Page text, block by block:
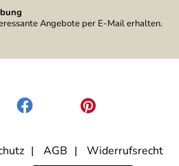
Angebote per E-Mail erhalten.
an andere Unternehmen
Zwecken wird in anonymer Form
des Newsletters anklicke. Die
ich zur Kenntnis genommen.
AGB Widerrufsrecht